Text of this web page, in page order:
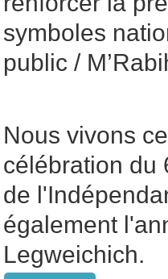
symboles
public /
Nous vivons
célébration du
de
également
Legweichich.